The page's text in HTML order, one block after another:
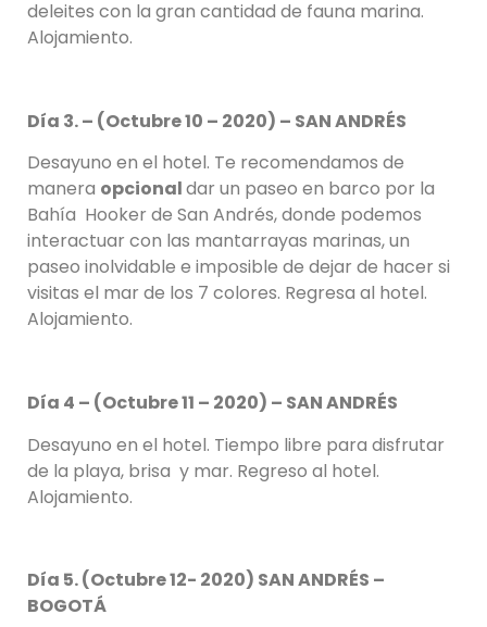
deleites con la gran cantidad de fauna marina.
Alojamiento.
Día 3. – (Octubre 10 – 2020) – SAN ANDRÉS
Desayuno en el hotel. Te recomendamos de
manera opcionaldar un paseo en barco por la
Bahía Hooker de San Andrés, donde podemos
interactuar con las mantarrayas marinas, un
paseo inolvidable e imposible de dejar de hacer si
visitas el mar de los 7 colores. Regresa al hotel.
Alojamiento.
Día 4 – (Octubre 11 – 2020) – SAN ANDRÉS
Desayuno en el hotel. Tiempo libre para disfrutar
de la playa, brisa y mar. Regreso al hotel.
Alojamiento.
Día 5. (Octubre 12- 2020) SAN ANDRÉS –
BOGOTÁ